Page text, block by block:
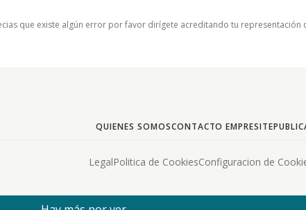
que existe algún error por favor dirígete acreditando tu representación
QUIENES SOMOSCONTACTO EMPRESITE
LegalPolitica de CookiesConfiguracion de